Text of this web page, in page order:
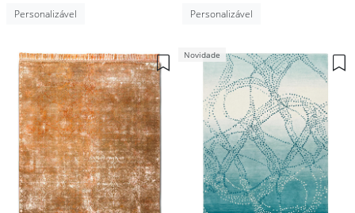
Personalizável Personalizável
Novidade